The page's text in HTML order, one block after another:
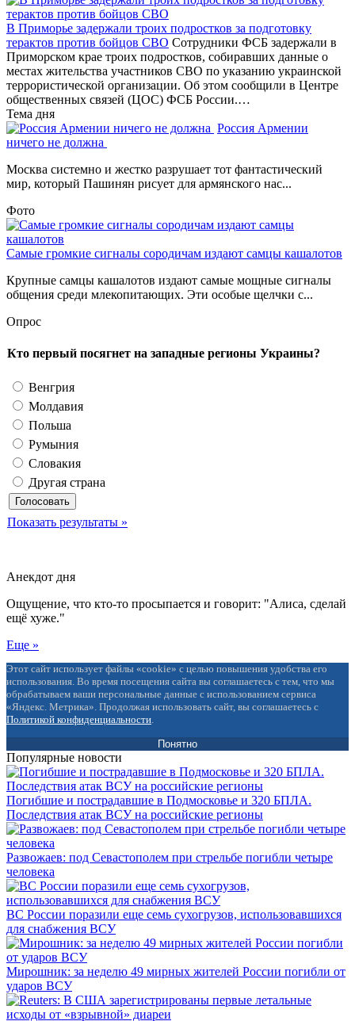
В Приморье задержали троих подростков за подготовку
терактов против бойцов СВО Сотрудники ФСБ задержали в
Приморском крае троих подростков, собиравших данные о
местах жительства участников СВО по указанию украинской
террористической организации. Об этом сообщили в Центре
общественных связей (ЦОС) ФСБ России.…
Тема дня
Россия Армении
ничего не должна
Москва системно и жестко разрушает тот фантастический
мир, который Пашинян рисует для армянского нас...
Фото
Самые громкие сигналы сородичам издают самцы кашалотов
Крупные самцы кашалотов издают самые мощные сигналы
общения среди млекопитающих. Эти особые щелчки с...
Опрос
Кто первый посягнет на западные регионы Украины?
Венгрия
Молдавия
Польша
Румыния
Словакия
Другая страна
Показать результаты »
Анекдот дня
Ощущение, что кто-то просыпается и говорит: "Алиса, сделай
ещё хуже."
Еще »
Этот сайт использует файлы «cookie» с целью повышения удобства его
использования. Во время посещения сайта вы соглашаетесь с тем, что мы
обрабатываем ваши персональные данные с использованием сервиса
«Яндекс. Метрика». Продолжая использовать сайт, вы соглашаетесь с
Политикой конфиденциальности.
Понятно
Популярные новости
Погибшие и пострадавшие в Подмосковье и 320 БПЛА.
Последствия атак ВСУ на российские регионы
Развожаев: под Севастополем при стрельбе погибли четыре
человека
ВС России поразили еще семь сухогрузов, использовавшихся
для снабжения ВСУ
Мирошник: за неделю 49 мирных жителей России погибли от
ударов ВСУ